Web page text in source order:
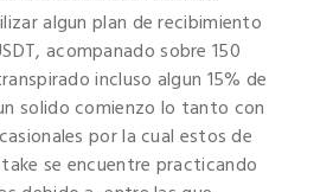
algun plan de recibimiento
acompanado sobre 150
incluso algun 15% de
solido comienzo lo tanto con
por la cual estos de
se encuentre practicando